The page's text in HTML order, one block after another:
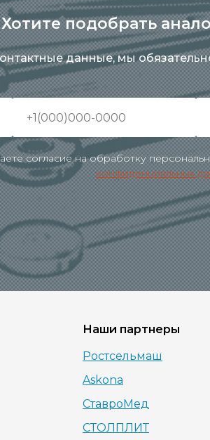
подобрать
данные, мы
согласие на обработку
конфиденциальных
Наши партнеры
Ростсельмаш
Askona
СтавроМед
СТОЛПЛИТ